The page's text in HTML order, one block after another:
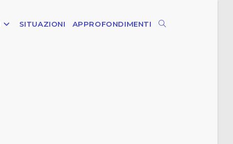
SITUAZIONI APPROFONDIMENTI ATTIVA/DISATTIVA